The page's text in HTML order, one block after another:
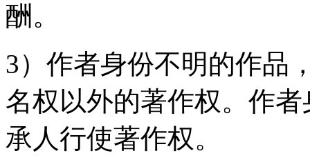
酬。
3）作者身份不明的作品
名权以外的著作权。作
承人行使著作权。